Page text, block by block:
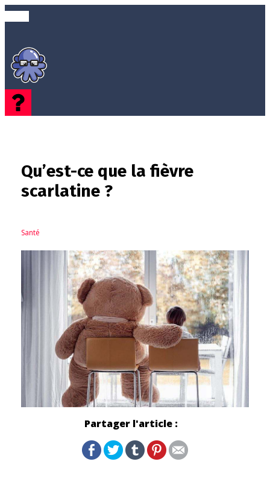
Qu’est-ce que la fièvre
scarlatine ?
Santé
Partager l'article :